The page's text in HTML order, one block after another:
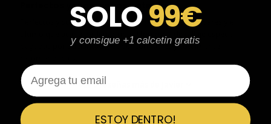
Perfectos y súper serios y atentos
Perfectos y súper serios y atentos. He comprado 5 pares y el
pagadas por adelantado. Súper confiables y totalmente
Ver 3 reseñas más de Javier
SOLO99€
y consigue +1 calcetin gratis
Email
ESTOY DENTRO!